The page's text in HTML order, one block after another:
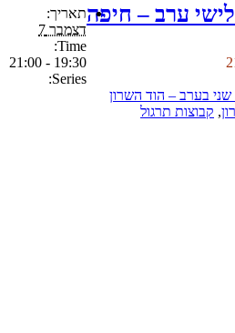
ערב – חיפהתאריך:
דצמבר 7
Time:
19:30 - 21:00
Series:
שני בערב – הוד השרון
, קבוצות תרגול